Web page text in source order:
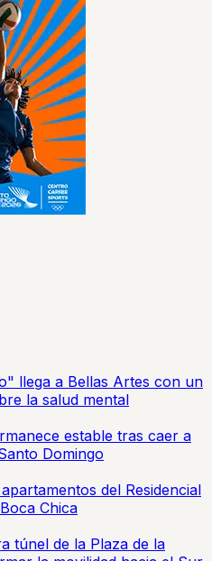
llega a Bellas Artes con un
la salud mental
estable tras caer a
Domingo
del Residencial
Chica
túnel de la Plaza de la